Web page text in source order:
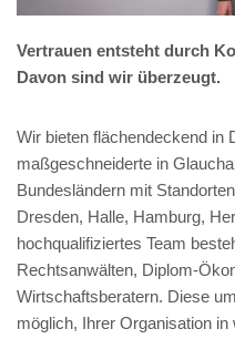
Vertrauen entsteht durch
Davon sind wir überzeugt.
Wir bieten flächendeckend in
maßgeschneiderte in
Bundesländern mit
Dresden, Halle, Hamburg,
hochqualifiziertes Team
Rechtsanwälten, Diplom-
Wirtschaftsberatern. Diese
möglich, Ihrer Organisation